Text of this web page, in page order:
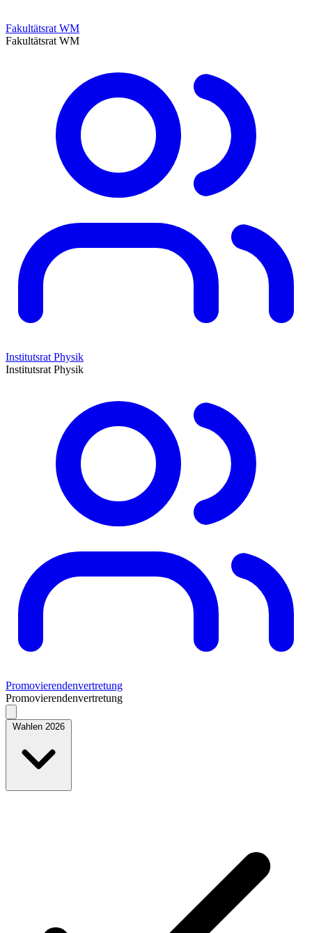
Fakultätsrat WM
Fakultätsrat WM
Institutsrat Physik
Institutsrat Physik
Promovierendenvertretung
Promovierendenvertretung
Wahlen 2026